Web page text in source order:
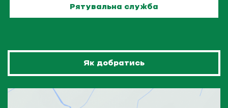
Рятувальна служба
Як добратись